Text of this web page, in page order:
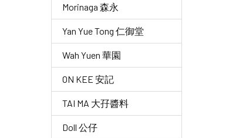
Morinaga 森永
Yan Yue Tong 仁御堂
Wah Yuen 華園
ON KEE 安記
TAI MA 大孖醬料
Doll 公仔